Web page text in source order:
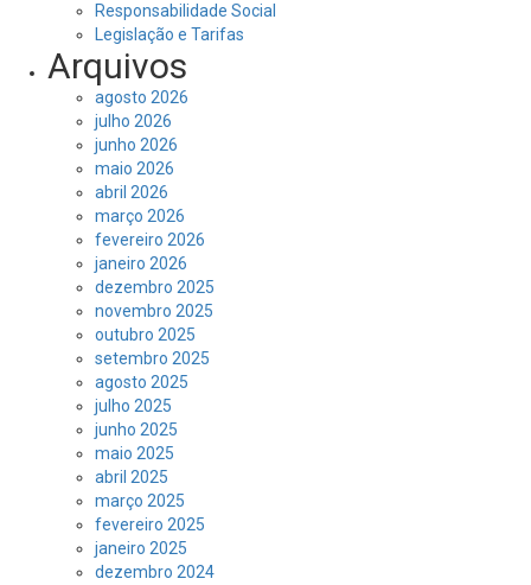
Responsabilidade Social
Legislação e Tarifas
Arquivos
agosto 2026
julho 2026
junho 2026
maio 2026
abril 2026
março 2026
fevereiro 2026
janeiro 2026
dezembro 2025
novembro 2025
outubro 2025
setembro 2025
agosto 2025
julho 2025
junho 2025
maio 2025
abril 2025
março 2025
fevereiro 2025
janeiro 2025
dezembro 2024